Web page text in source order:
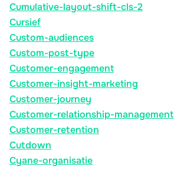
Cumulative-layout-shift-cls-2
Cursief
Custom-audiences
Custom-post-type
Customer-engagement
Customer-insight-marketing
Customer-journey
Customer-relationship-management
Customer-retention
Cutdown
Cyane-organisatie